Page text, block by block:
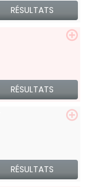
RÉSULTATS
RÉSULTATS
RÉSULTATS